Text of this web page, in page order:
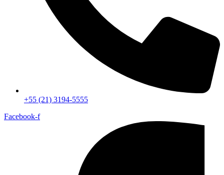
+55 (21) 3194-5555
Facebook-f